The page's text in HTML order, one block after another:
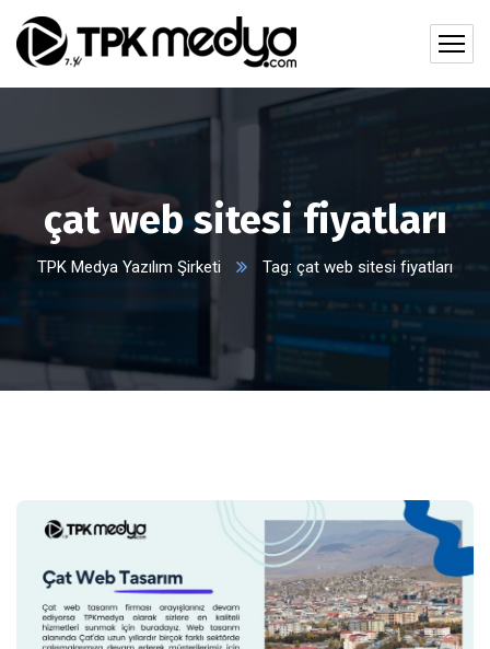
çat web sitesi fiyatları
TPK Medya Yazılım Şirketi Tag: çat web sitesi fiyatları